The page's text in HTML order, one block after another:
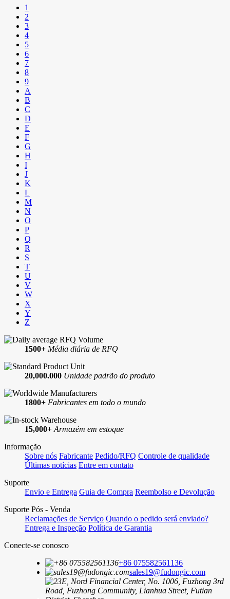
1
2
3
4
5
6
7
8
9
A
B
C
D
E
F
G
H
I
J
K
L
M
N
O
P
Q
R
S
T
U
V
W
X
Y
Z
1500+ Média diária de RFQ
20,000.000 Unidade padrão do produto
1800+ Fabricantes em todo o mundo
15,000+ Armazém em estoque
Informação
Sobre nós Fabricante Pedido/RFQ Controle de qualidade
Últimas notícias Entre em contato
Suporte
Envio e Entrega Guia de Compra Reembolso e Devolução
Suporte Pós - Venda
Reclamações de Serviço Quando o pedido será enviado?
Entrega e Inspeção Política de Garantia
Conecte-se conosco
+86 075582561136
sales19@fudongic.com